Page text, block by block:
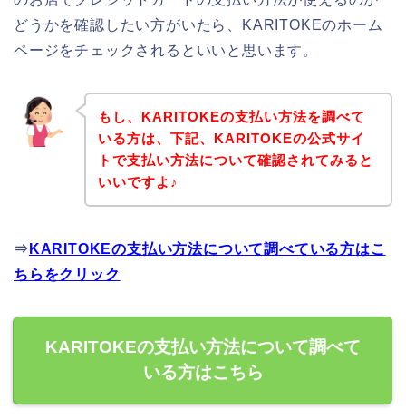
どうかを確認したい方がいたら、KARITOKEのホーム
ページをチェックされるといいと思います。
もし、KARITOKEの支払い方法を調べて
いる方は、下記、KARITOKEの公式サイ
トで支払い方法について確認されてみると
いいですよ♪
⇒ KARITOKEの支払い方法について調べている方はこ
ちらをクリック
KARITOKEの支払い方法について調べて
いる方はこちら